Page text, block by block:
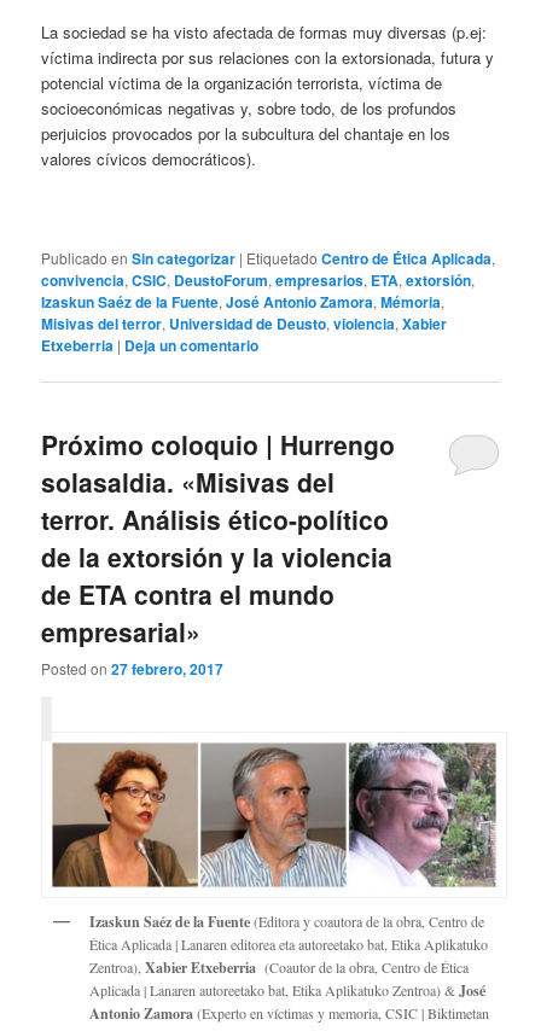
La sociedad se ha visto afectada de formas muy diversas (p.ej:
víctima indirecta por sus relaciones con la extorsionada, futura y
potencial víctima de la organización terrorista, víctima de
socioeconómicas negativas y, sobre todo, de los profundos
perjuicios provocados por la subcultura del chantaje en los
valores cívicos democráticos).
Publicado en Sin categorizar | Etiquetado Centro de Ética Aplicada,
convivencia,CSIC, DeustoForum,empresarios, ETA,extorsión,
Izaskun Saéz de la Fuente,José Antonio Zamora,Mémoria,
Misivas del terror, Universidad de Deusto,violencia,Xabier
Etxeberria | Deja un comentario
Próximo coloquio | Hurrengo
solasaldia. «Misivas del
terror. Análisis ético-político
de la extorsión y la violencia
de ETA contra el mundo
empresarial»
Posted on27 febrero, 2017
Izaskun Saéz de la Fuente(Editora y coautora de la obra, Centro de
Ética Aplicada | Lanaren editorea eta autoreetako bat, Etika Aplikatuko
Zentroa),Xabier Etxeberria (Coautor de la obra, Centro de Ética
Aplicada | Lanaren autoreetako bat, Etika Aplikatuko Zentroa) &José
Antonio Zamora(Experto en víctimas y memoria, CSIC | Biktimetan